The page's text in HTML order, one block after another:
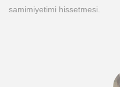
samimiyetimi hissetmesi.